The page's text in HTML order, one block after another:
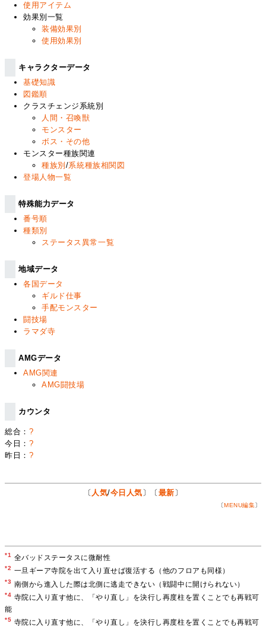
使用アイテム
効果別一覧
装備効果別
使用効果別
キャラクターデータ
基礎知識
図鑑順
クラスチェンジ系統別
人間・召喚獣
モンスター
ボス・その他
モンスター種族関連
種族別 /系統種族相関図
登場人物一覧
特殊能力データ
番号順
種類別
ステータス異常一覧
地域データ
各国データ
ギルド仕事
手配モンスター
闘技場
ラマダ寺
AMGデータ
AMG関連
AMG闘技場
カウンタ
総合： ?
今日： ?
昨日： ?
〔 人気/今日人気 〕〔 最新 〕
〔 MENU編集〕
*1 全バッドステータスに微耐性
*2 一旦ギーア寺院を出て入り直せば復活する（他のフロアも同様）
*3 南側から進入した際は北側に逃走できない（戦闘中に開けられない）
*4 寺院に入り直す他に、「やり直し」を決行し再度柱を置くことでも再戦可
能
*5 寺院に入り直す他に、「やり直し」を決行し再度柱を置くことでも再戦可